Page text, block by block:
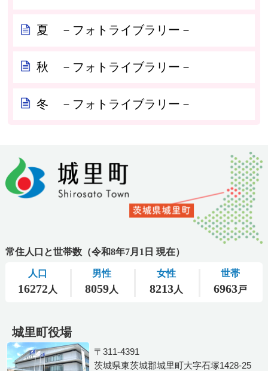
夏 －フォトライブラリー－
秋 －フォトライブラリー－
冬 －フォトライブラリー－
城里町役場
〒311-4391
茨城県東茨城郡城里町大字石塚1428-25